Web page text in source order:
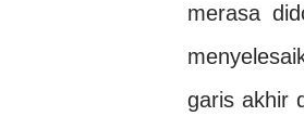
merasa
garis akhir